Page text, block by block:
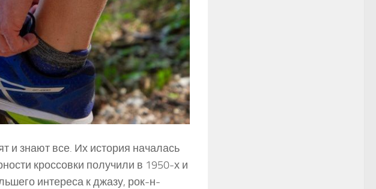
и знают все. Их история началась
кроссовки получили в 1950-х и
интереса к джазу, рок-н-